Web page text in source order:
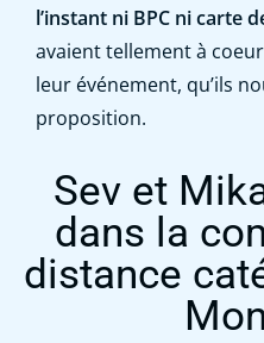
l’instant ni BPC ni carte
avaient tellement à
leur événement, qu’ils
proposition.
Sev et
dans la
distance